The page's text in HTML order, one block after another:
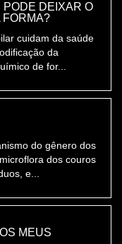
DEIXAR O
FORMA?
cuidam da saúde
da
de for...
do gênero dos
dos couros
e...
MEUS